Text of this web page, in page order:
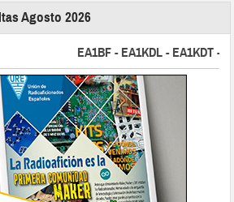
Agosto 2026
EA1BF - EA1KDL - EA1KDT -